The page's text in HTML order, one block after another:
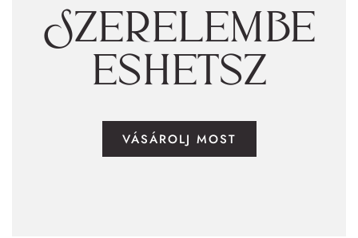
Szerelembe
eshetsz
VÁSÁROLJ MOST